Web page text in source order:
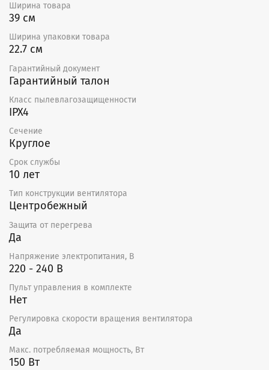
Ширина товара
39 см
Ширина упаковки товара
22.7 см
Гарантийный документ
Гарантийный талон
Класс пылевлагозащищенности
IPX4
Сечение
Круглое
Срок службы
10 лет
Тип конструкции вентилятора
Центробежный
Защита от перегрева
Да
Напряжение электропитания, В
220 - 240 В
Пульт управления в комплекте
Нет
Регулировка скорости вращения вентилятора
Да
Макс. потребляемая мощность, Вт
150 Вт